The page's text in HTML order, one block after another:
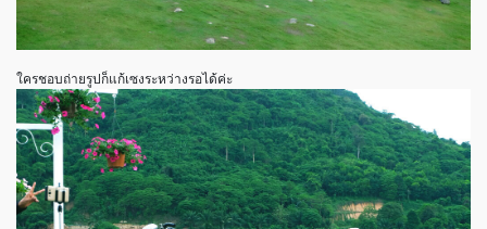
ใครชอบถ่ายรูปก็แก้เซงระหว่างรอได้ค่ะ